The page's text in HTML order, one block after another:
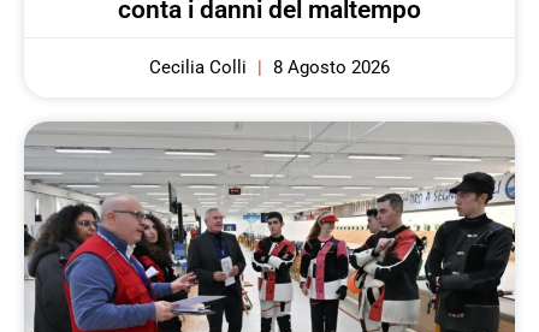
conta i danni del maltempo
Cecilia Colli 8 Agosto 2026